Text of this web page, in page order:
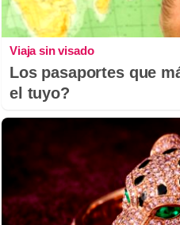
Viaja sin visado
Los pasaportes que
el tuyo?